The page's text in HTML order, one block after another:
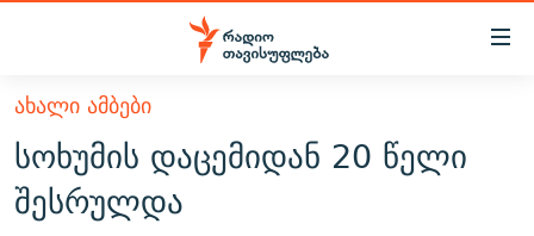
Accessibility
მთავარ
შინაარსზე
დაბრუნება
მთავარ
ᲐᲮᲐᲚᲘ ᲐᲛᲑᲔᲑᲘ
ᲗᲔᲛᲔᲑᲘ
ᲞᲝᲚᲘᲢᲘᲙᲐ
ᲕᲘᲓᲔᲝ
ᲐᲮᲐᲚᲘ ᲐᲛᲑᲔᲑᲘ
სოხუმის დაცემიდან 20 წელი
შესრულდა